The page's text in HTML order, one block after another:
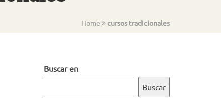
Home cursos tradicionales
Buscar en
Buscar